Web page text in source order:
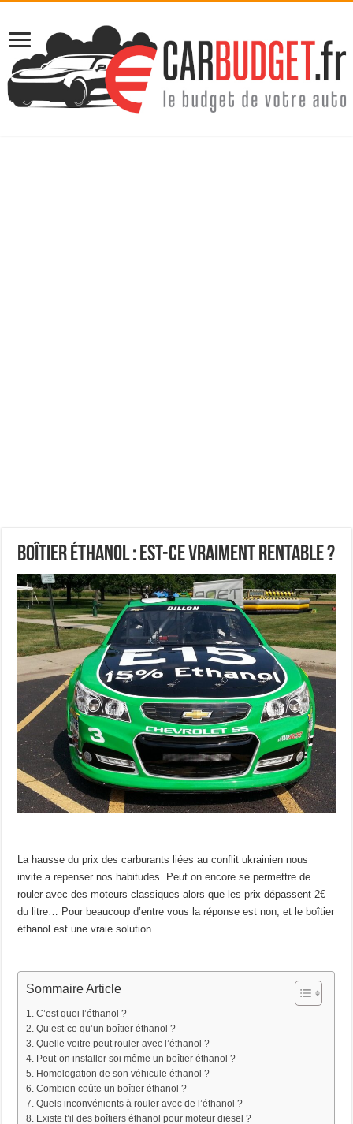
Boîtier éthanol : est-ce vraiment rentable ?
La hausse du prix des carburants liées au conflit ukrainien nous
invite a repenser nos habitudes. Peut on encore se permettre de
rouler avec des moteurs classiques alors que les prix dépassent 2€
du litre… Pour beaucoup d’entre vous la réponse est non, et le boîtier
éthanol est une vraie solution.
Sommaire Article
C’est quoi l’éthanol ?
Qu’est-ce qu’un boîtier éthanol ?
Quelle voitre peut rouler avec l’éthanol ?
Peut-on installer soi même un boîtier éthanol ?
Homologation de son véhicule éthanol ?
Combien coûte un boîtier éthanol ?
Quels inconvénients à rouler avec de l’éthanol ?
Existe t’il des boîtiers éthanol pour moteur diesel ?